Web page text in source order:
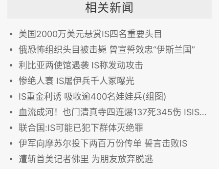
相关新闻
美国2000万美元悬赏IS四名重要头目
俄恐怖组织头目被击毙 曾宣誓效忠“伊斯兰国”
利比亚两使馆遇袭 IS称发动攻击
惨绝人寰 IS屠伊兵千人冢曝光
IS重金利诱 吸收逾400名娃娃兵(组图)
血流成河！也门清真寺四连爆137死345伤 ISIS“认领”袭击
联合国:IS可能已犯下群体灭绝罪
伊军向摩苏尔投下两百万份传单 誓言击败IS
遭斩首美记者佛里 为朋友放弃脱逃